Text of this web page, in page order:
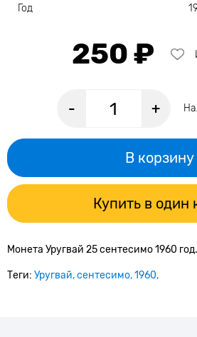
Год
250 ₽
- +
В корзину
Купить в один
Монета Уругвай 25 сентесимо 1960 год.
Теги: Уругвай сентесимо 1960